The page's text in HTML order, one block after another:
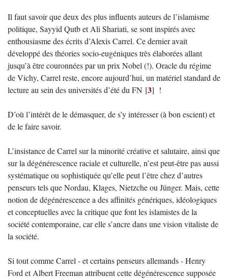
Il faut savoir que deux des plus influents auteurs de l’islamisme
politique, Sayyid Qutb et Ali Shariati, se sont inspirés avec
enthousiasme des écrits d’Alexis Carrel. Ce dernier avait
développé des théories socio-eugéniques très élaborées allant
jusqu’à être couronnées par un prix Nobel (!). Oracle du régime
de Vichy, Carrel reste, encore aujourd’hui, un matériel standard de
lecture au sein des universités d’été du FN [3] !
D’où l’intérêt de le démasquer, de s’y intéresser (à bon escient) et
de le faire savoir.
L’insistance de Carrel sur la minorité créative et salutaire, ainsi que
sur la dégénérescence raciale et culturelle, n’est peut-être pas aussi
systématique ou sophistiquée qu’elle peut l’être chez d’autres
penseurs tels que Nordau, Klages, Nietzche ou Jünger. Mais, cette
notion de dégénérescence a des affinités génériques, idéologiques
et conceptuelles avec la critique que font les islamistes de la
société contemporaine, car elle s’ancre dans une vision vitaliste de
la société.
Si tout comme Carrel - et certains penseurs allemands - Henry
Ford et Albert Freeman attribuent cette dégénérescence supposée